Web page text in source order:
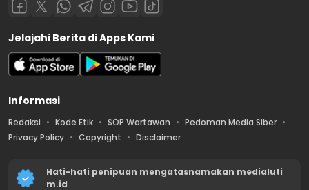
Jelajahi Berita di Apps Kami
Informasi
Redaksi Kode Etik SOP Wartawan
Pedoman Media Siber
Privacy Policy
Copyright Disclaimer
Hati-hati penipuan mengatasnamakan medialuti
m.id